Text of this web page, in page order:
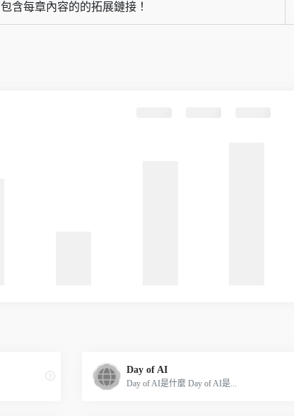
包含每章內容的的拓展鏈接！
Day of AI
Day of AI是什麼 Day of AI是...